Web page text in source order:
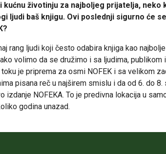
kućnu životinju za najboljeg prijatelja, neko
ljudi baš knjigu. Ovi poslednji sigurno će
rang ljudi koji često odabira knjiga kao
volimo da se družimo i sa ljudima, publikom
toku je priprema za osmi NOFEK i sa velikom
pisana reč u najširem smislu i da od 6. do
izdanje NOFEKA. To je predivna lokacija u
godina unazad.